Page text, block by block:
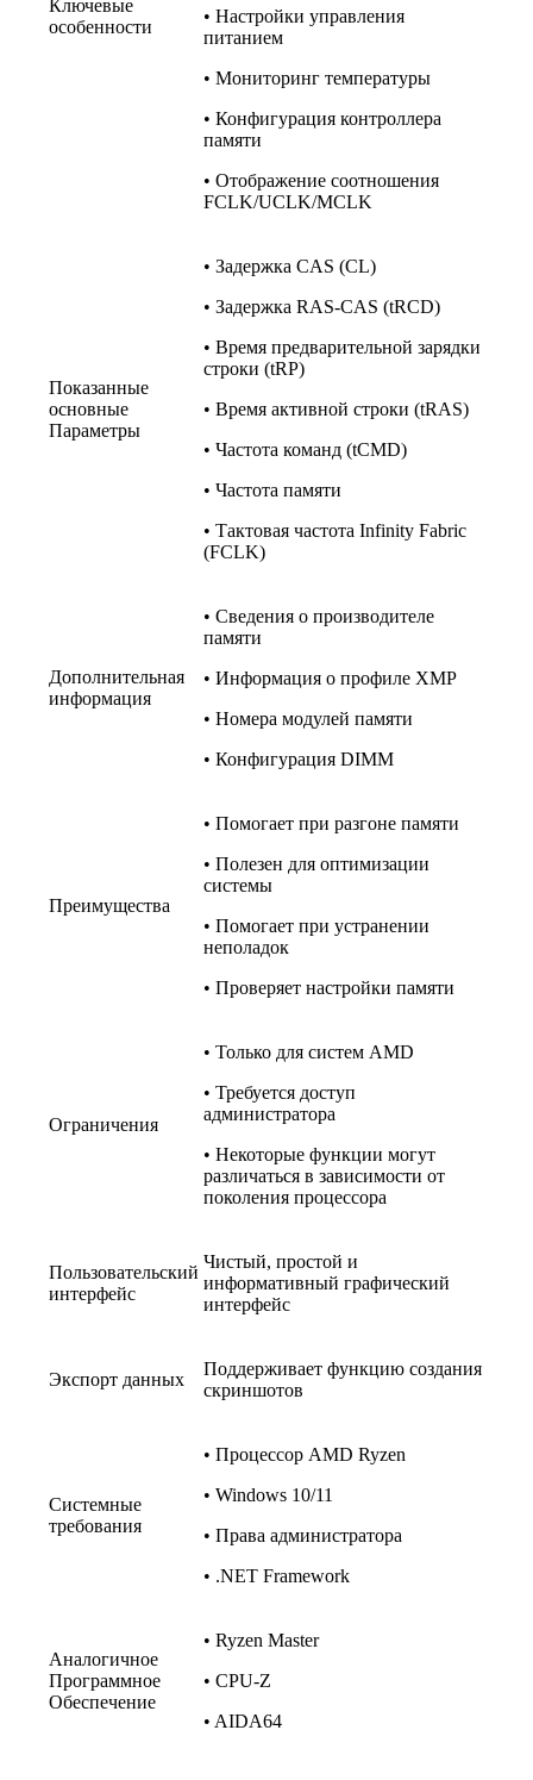
Ключевые
особенности
• Настройки управления
питанием
• Мониторинг температуры
• Конфигурация контроллера
памяти
• Отображение соотношения
FCLK/UCLK/MCLK
Показанные
основные
Параметры
• Задержка CAS (CL)
• Задержка RAS-CAS (tRCD)
• Время предварительной зарядки
строки (tRP)
• Время активной строки (tRAS)
• Частота команд (tCMD)
• Частота памяти
• Тактовая частота Infinity Fabric
(FCLK)
Дополнительная
информация
• Сведения о производителе
памяти
• Информация о профиле XMP
• Номера модулей памяти
• Конфигурация DIMM
Преимущества
• Помогает при разгоне памяти
• Полезен для оптимизации
системы
• Помогает при устранении
неполадок
• Проверяет настройки памяти
Ограничения
• Только для систем AMD
• Требуется доступ
администратора
• Некоторые функции могут
различаться в зависимости от
поколения процессора
Пользовательский
интерфейс
Чистый, простой и
информативный графический
интерфейс
Экспорт данных
Поддерживает функцию создания
скриншотов
Системные
требования
• Процессор AMD Ryzen
• Windows 10/11
• Права администратора
• .NET Framework
Аналогичное
Программное
Обеспечение
• Ryzen Master
• CPU-Z
• AIDA64